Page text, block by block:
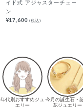
イド式 アジャスターチェー
ン
¥17,600(税込)